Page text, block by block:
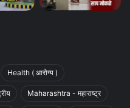
Health ( आरोग्य )
Maharashtra - महाराष्ट्र